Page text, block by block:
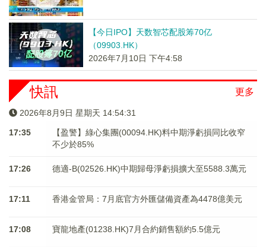
【今日IPO】天数智芯配股筹70亿
（09903.HK）
2026年7月10日 下午4:58
更多
快訊
2026年8月9日 星期天 14:54:32
17:35
【盈警】綠心集團(00094.HK)料中期淨虧損同比收窄
不少於85%
17:26 德適-B(02526.HK)中期歸母淨虧損擴大至5588.3萬元
17:11 香港金管局：7月底官方外匯儲備資產為4478億美元
17:08 寶龍地產(01238.HK)7月合約銷售額約5.5億元